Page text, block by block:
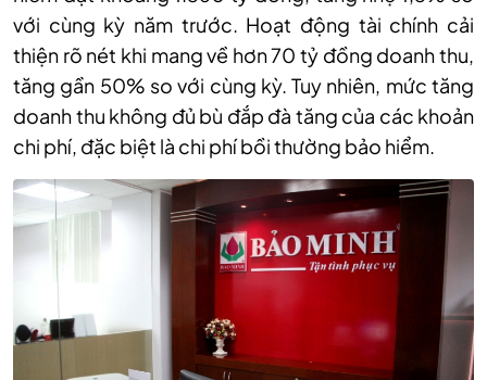
với cùng kỳ năm trước. Hoạt động tài chính cải
thiện rõ nét khi mang về hơn 70 tỷ đồng doanh thu,
tăng gần 50% so với cùng kỳ. Tuy nhiên, mức tăng
doanh thu không đủ bù đắp đà tăng của các khoản
chi phí, đặc biệt là chi phí bồi thường bảo hiểm.